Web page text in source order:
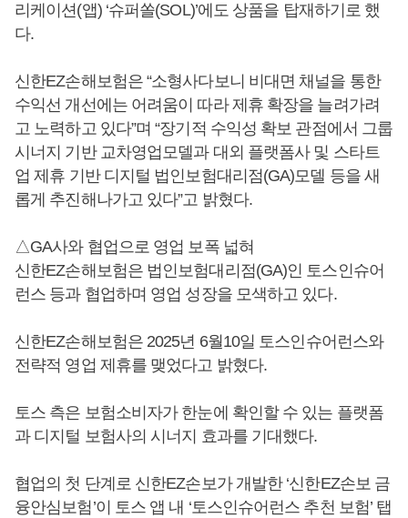
리케이션(앱) ‘슈퍼쏠(SOL)’에도 상품을 탑재하기로 했
다.
신한EZ손해보험은 “소형사다보니 비대면 채널을 통한
수익선 개선에는 어려움이 따라 제휴 확장을 늘려가려
고 노력하고 있다”며 “장기적 수익성 확보 관점에서 그룹
시너지 기반 교차영업모델과 대외 플랫폼사 및 스타트
업 제휴 기반 디지털 법인보험대리점(GA)모델 등을 새
롭게 추진해나가고 있다”고 밝혔다.
△GA사와 협업으로 영업 보폭 넓혀
신한EZ손해보험은 법인보험대리점(GA)인 토스인슈어
런스 등과 협업하며 영업 성장을 모색하고 있다.
신한EZ손해보험은 2025년 6월10일 토스인슈어런스와
전략적 영업 제휴를 맺었다고 밝혔다.
토스 측은 보험소비자가 한눈에 확인할 수 있는 플랫폼
과 디지털 보험사의 시너지 효과를 기대했다.
협업의 첫 단계로 신한EZ손보가 개발한 ‘신한EZ손보 금
융안심보험’이 토스 앱 내 ‘토스인슈어런스 추천 보험’ 탭